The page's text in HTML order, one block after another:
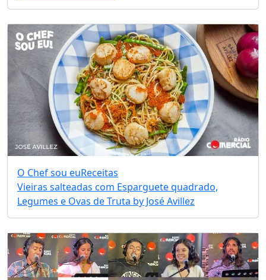
O Chef sou euReceitas
Vieiras salteadas com Esparguete quadrado,
Legumes e Ovas de Truta by José Avillez